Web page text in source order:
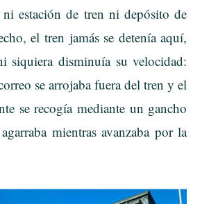
estación de tren ni depósito de
el tren jamás se detenía aquí,
siquiera disminuía su velocidad:
se arrojaba fuera del tren y el
se recogía mediante un gancho
mientras avanzaba por la